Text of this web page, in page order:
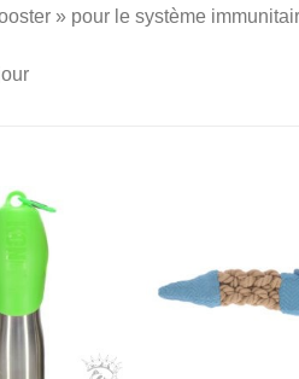
» pour le système